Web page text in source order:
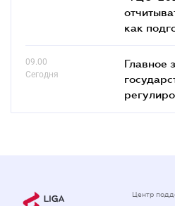
как
09.00
Сегодня
Главное
Центр